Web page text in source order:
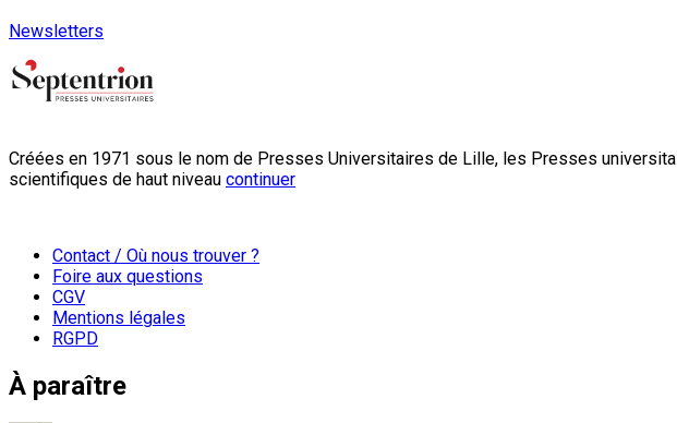
Newsletters
Créées en 1971 sous le nom de Presses Universitaires de Lille, les Presses
scientifiques de haut niveau continuer
Contact / Où nous trouver ?
Foire aux questions
CGV
Mentions légales
RGPD
À paraître